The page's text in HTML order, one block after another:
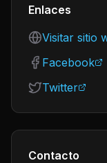
Enlaces
Visitar sitio
Facebook
Twitter
Contacto